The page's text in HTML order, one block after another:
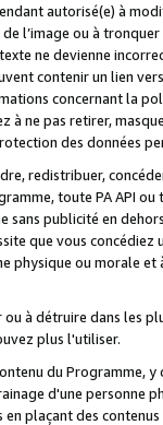
autorisé(e) à
l’image ou à
ne devienne
contenir un lien
concernant la
à ne pas retirer,
des données
redistribuer,
toute PA API
publicité en
que vous
physique ou morale
à détruire dans les
plus l'utiliser.
du Programme,
d'une personne
plaçant des